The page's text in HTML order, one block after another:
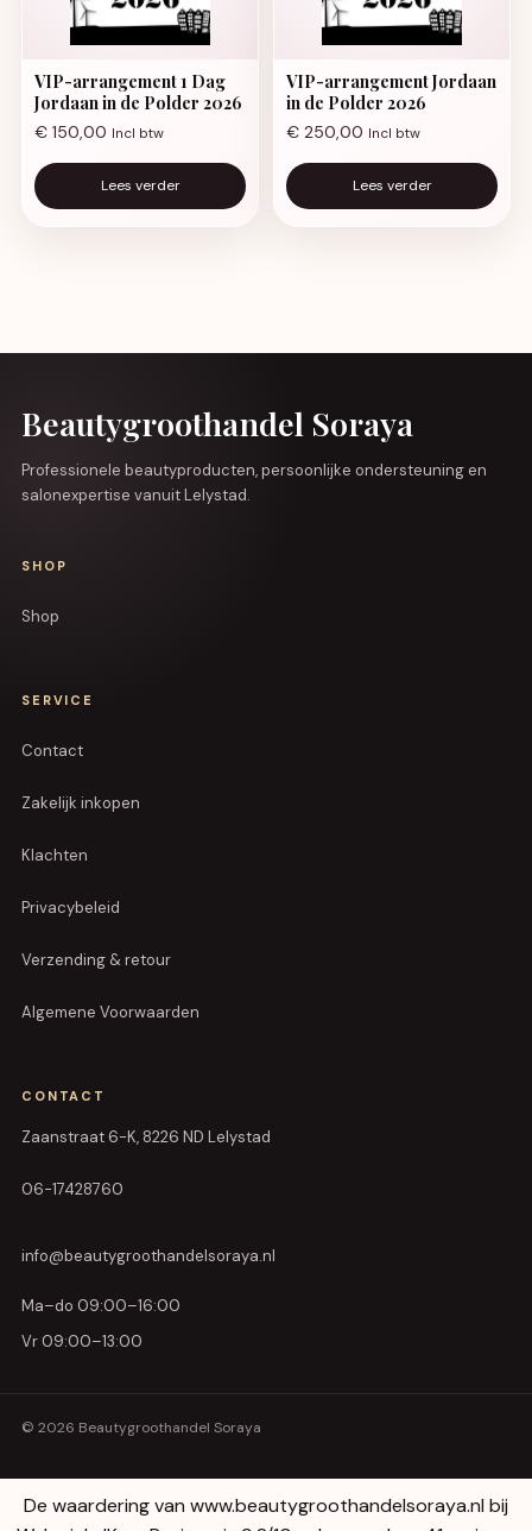
VIP-arrangement 1 Dag
Jordaan in de Polder 2026
€ 150,00 Incl btw
Lees verder
VIP-arrangement Jordaan
in de Polder 2026
€ 250,00 Incl btw
Lees verder
Beautygroothandel Soraya
Professionele beautyproducten, persoonlijke ondersteuning en
salonexpertise vanuit Lelystad.
SHOP
Shop
SERVICE
Contact
Zakelijk inkopen
Klachten
Privacybeleid
Verzending & retour
Algemene Voorwaarden
CONTACT
Zaanstraat 6-K, 8226 ND Lelystad
06-17428760
info@beautygroothandelsoraya.nl
Ma–do 09:00–16:00
Vr 09:00–13:00
© 2026 Beautygroothandel Soraya
De waardering van www.beautygroothandelsoraya.nl bij